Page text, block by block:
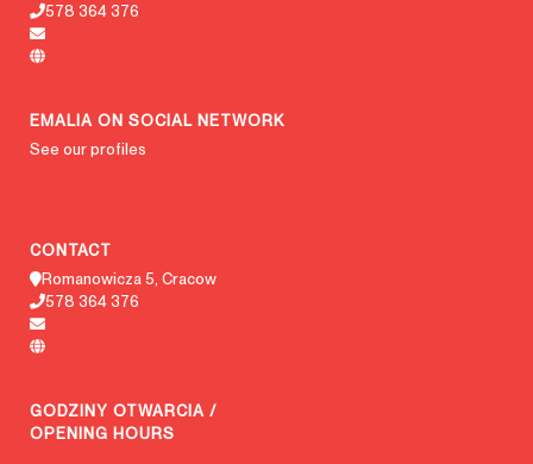
578 364 376
EMALIA ON SOCIAL NETWORK
See our profiles
CONTACT
Romanowicza 5, Cracow
578 364 376
GODZINY OTWARCIA /
OPENING HOURS